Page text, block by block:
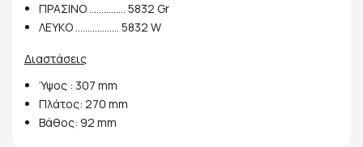
ΠΡΑΣΙΝΟ ............... 5832 Gr
ΛΕΥΚΟ .................. 5832 W
Διαστάσεις
Ύψος : 307 mm
Πλάτος: 270 mm
Βάθος: 92 mm